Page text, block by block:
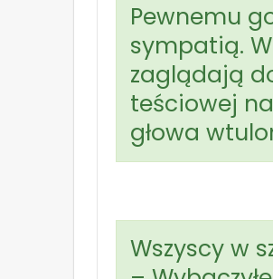
Pewnemu
sympatią.
zaglądają
teściowej
głowa
Wszyscy w